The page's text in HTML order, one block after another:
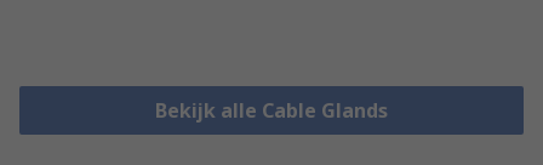
Bekijk alle Cable Glands